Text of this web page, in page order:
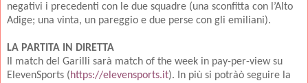
negativi i precedenti con le due squadre (una sconfitta con l’Alto
Adige; una vinta, un pareggio e due perse con gli emiliani).
LA PARTITA IN DIRETTA
Il match del Garilli sarà match of the week in pay-per-view su
ElevenSports (https://elevensports.it). In più si potràò seguire la